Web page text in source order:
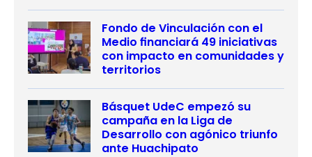
Fondo de Vinculación con el
Medio financiará 49 iniciativas
con impacto en comunidades y
territorios
Básquet UdeC empezó su
campaña en la Liga de
Desarrollo con agónico triunfo
ante Huachipato